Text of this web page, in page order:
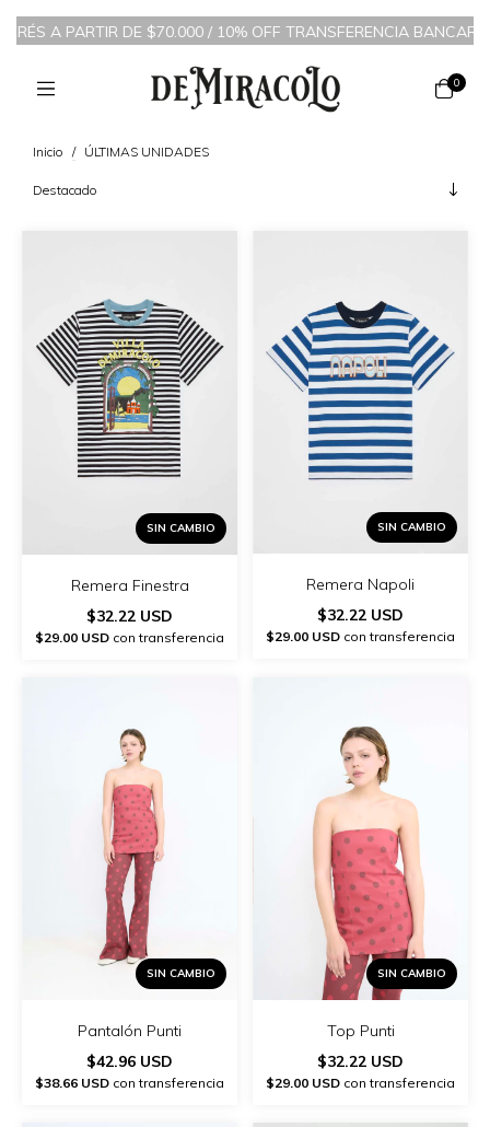
PARTIR DE $70.000 / 10% OFF TRANSFERENCIA BANCARIA /
0
Inicio / ÚLTIMAS UNIDADES
SIN CAMBIO
Remera Finestra
$32.22 USD
$29.00 USD con transferencia
SIN CAMBIO
Remera Napoli
$32.22 USD
$29.00 USD con transferencia
SIN CAMBIO
Pantalón Punti
$42.96 USD
$38.66 USD con transferencia
SIN CAMBIO
Top Punti
$32.22 USD
$29.00 USD con transferencia